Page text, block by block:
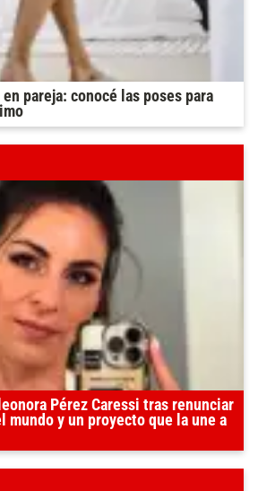
pareja: conocé las poses para
Pérez Caressi tras renunciar
mundo y un proyecto que la une a